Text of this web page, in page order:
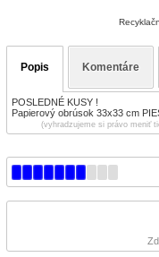
Popis Komentáre
POSLEDNÉ KUSY !
Papierový obrúsok 33x33 cm
(vyhradzujeme si právo meniť